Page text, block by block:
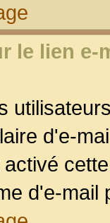
le lien
d'e-
d'e-